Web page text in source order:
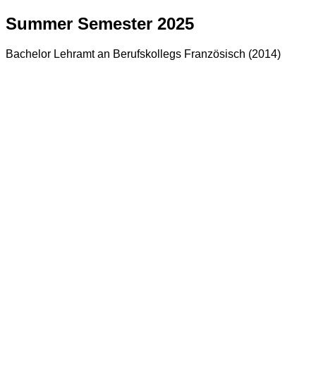
Summer Semester 2025
Bachelor Lehramt an Berufskollegs Französisch (2014)